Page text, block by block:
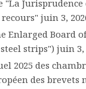
"La Jurisprudence
recours" juin 3,
Enlarged Board
strips") juin 3,
2025 des
des brevets